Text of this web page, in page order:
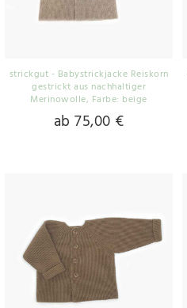
strickgut - Babystrickjacke Reiskorn
gestrickt aus nachhaltiger
Merinowolle, Farbe: beige
ab 75,00 €